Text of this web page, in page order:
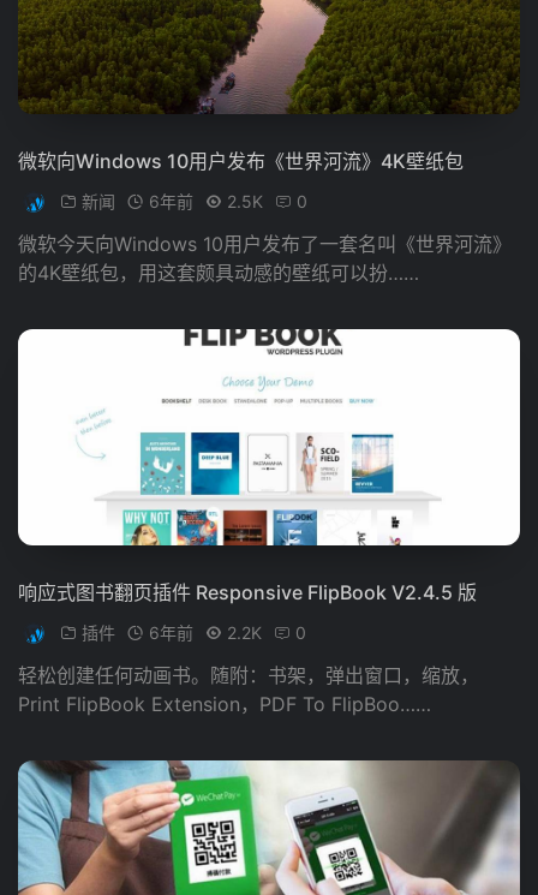
微软向Windows 10用户发布《世界河流》4K壁纸包
新闻 6年前 2.5K 0
微软今天向Windows 10用户发布了一套名叫《世界河流》
的4K壁纸包，用这套颇具动感的壁纸可以扮……
响应式图书翻页插件 Responsive FlipBook V2.4.5 版
插件 6年前 2.2K 0
轻松创建任何动画书。随附：书架，弹出窗口，缩放，
Print FlipBook Extension，PDF To FlipBoo……